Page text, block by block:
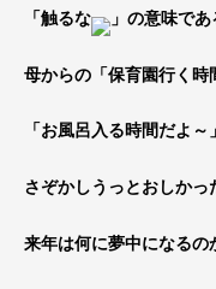
「触るな 」の意味であ
母からの「保育園行く時
「お風呂入る時間だよ
さぞかしうっとおしかっ
来年は何に夢中になるの